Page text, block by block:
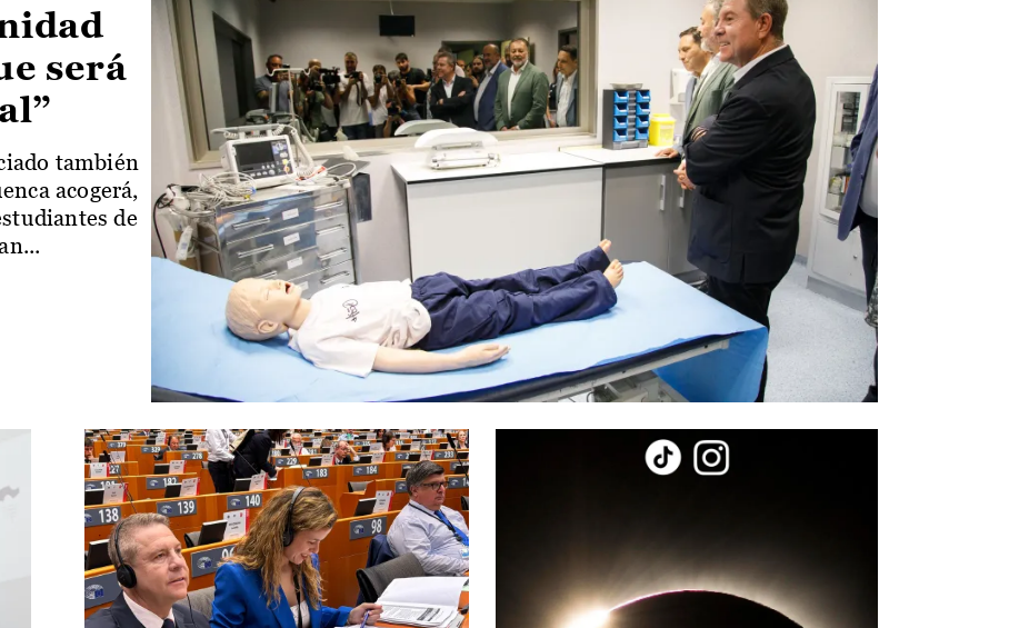
será
también
acogerá,
de